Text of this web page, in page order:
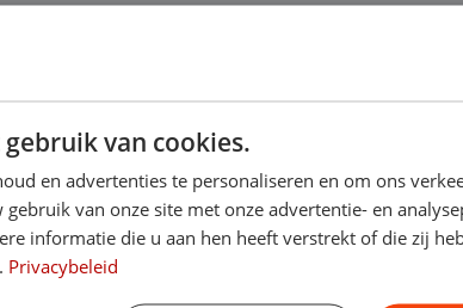
van cookies.
en advertenties te personaliseren en om ons
van onze site met onze advertentie- en
informatie die u aan hen heeft verstrekt of die zij
Privacybeleid